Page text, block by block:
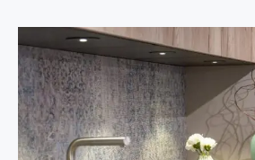
pour
créer
un
dressing
pas
cher